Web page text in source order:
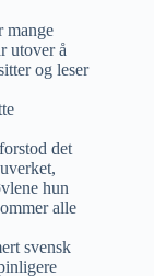
mange
utover å
og leser
det
hun
alle
svensk